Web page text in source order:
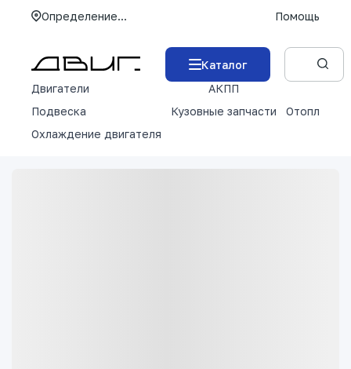
Определение... Помощь
Каталог
Двигатели
АКПП
Подвеска
Кузовные запчасти
Отопление
Охлаждение двигателя